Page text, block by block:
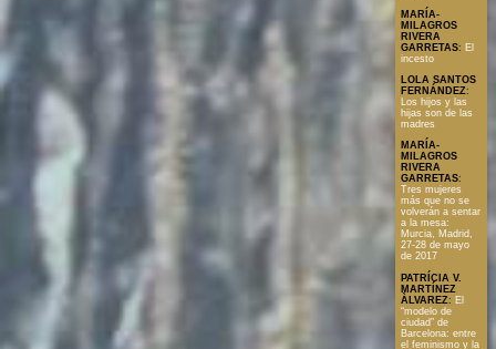
MARÍA-
MILAGROS
RIVERA
GARRETAS: El
incesto
LOLA SANTOS
FERNÁNDEZ:
Los hijos y las
hijas son de las
madres
MARÍA-
MILAGROS
RIVERA
GARRETAS:
Tres mujeres
más que no se
volverán a sentar
a la mesa:
Murcia, Madrid,
27-28 de mayo
de 2017
PATRÍCIA V.
MARTÍNEZ
ÀLVAREZ: El
“modelo de
ciudad” de
Barcelona: entre
el feminismo y la